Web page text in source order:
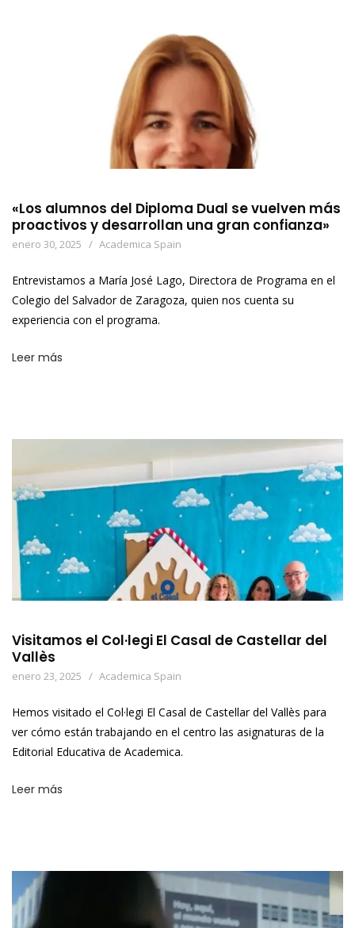
«Los alumnos del Diploma Dual se vuelven más
proactivos y desarrollan una gran confianza»
enero 30, 2025 Academica Spain
Entrevistamos a María José Lago, Directora de Programa en el
Colegio del Salvador de Zaragoza, quien nos cuenta su
experiencia con el programa.
Leer más
Visitamos el Col·legi El Casal de Castellar del
Vallès
enero 23, 2025 Academica Spain
Hemos visitado el Col·legi El Casal de Castellar del Vallès para
ver cómo están trabajando en el centro las asignaturas de la
Editorial Educativa de Academica.
Leer más